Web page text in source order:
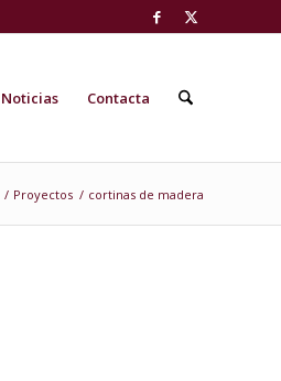
Noticias Contacta
/ Proyectos / cortinas de madera